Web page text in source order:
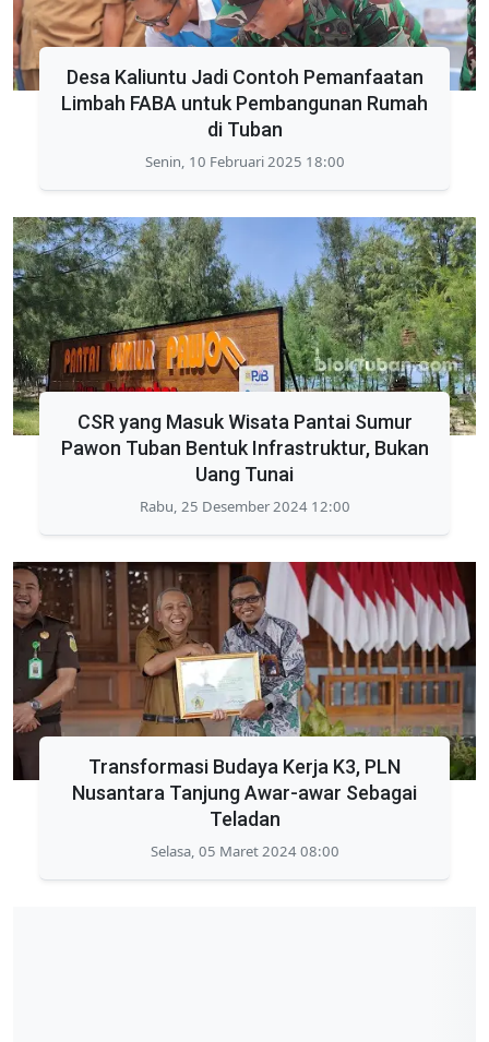
Desa Kaliuntu Jadi Contoh Pemanfaatan
Limbah FABA untuk Pembangunan Rumah
di Tuban
Senin, 10 Februari 2025 18:00
CSR yang Masuk Wisata Pantai Sumur
Pawon Tuban Bentuk Infrastruktur, Bukan
Uang Tunai
Rabu, 25 Desember 2024 12:00
Transformasi Budaya Kerja K3, PLN
Nusantara Tanjung Awar-awar Sebagai
Teladan
Selasa, 05 Maret 2024 08:00